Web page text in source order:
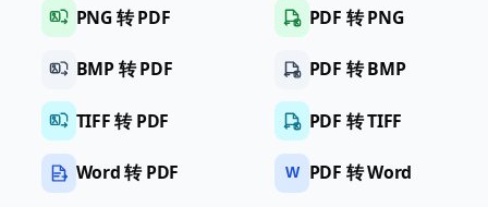
PNG 转 PDF
BMP 转 PDF
TIFF 转 PDF
Word 转 PDF
PDF 转 PNG
PDF 转 BMP
PDF 转 TIFF
W PDF 转 Word